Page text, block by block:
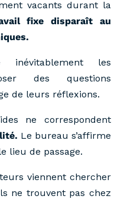
vacants durant la
fixe disparaît au
inévitablement les
des questions
de leurs réflexions.
ne correspondent
Le bureau s’affirme
lieu de passage.
viennent chercher
ne trouvent pas chez